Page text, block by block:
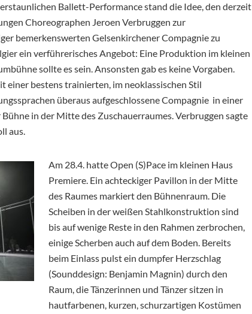
Ballett-Performance stand die Idee, den derzeit
Choreographen Jeroen Verbruggen zur
bemerkenswerten Gelsenkirchener Compagnie zu
ein verführerisches Angebot: Eine Produktion im kleinen
sollte es sein. Ansonsten gab es keine Vorgaben.
einer bestens trainierten, im neoklassischen Stil
überaus aufgeschlossene Compagnie in einer
in der Mitte des Zuschauerraumes. Verbruggen sagte
aus.
Am 28.4. hatte Open (S)Pace im kleinen Haus
Premiere. Ein achteckiger Pavillon in der Mitte
des Raumes markiert den Bühnenraum. Die
Scheiben in der weißen Stahlkonstruktion sind
bis auf wenige Reste in den Rahmen zerbrochen,
einige Scherben auch auf dem Boden. Bereits
beim Einlass pulst ein dumpfer Herzschlag
(Sounddesign: Benjamin Magnin) durch den
Raum, die Tänzerinnen und Tänzer sitzen in
hautfarbenen, kurzen, schurzartigen Kostümen